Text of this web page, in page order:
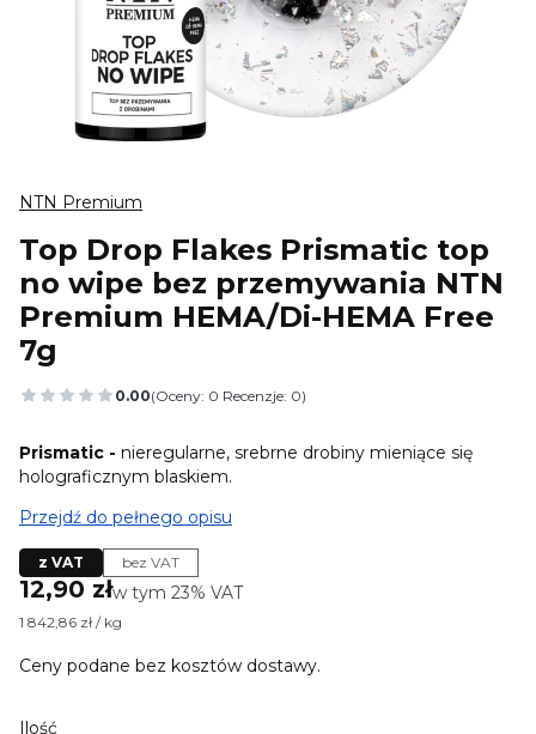
NTN Premium
Top Drop Flakes Prismatic top
no wipe bez przemywania NTN
Premium HEMA/Di-HEMA Free
7g
0.00(Oceny: 0 Recenzje: 0)
Przejdź do sekcji Opinie
Prismatic - nieregularne, srebrne drobiny mieniące się
holograficznym blaskiem.
Przejdź do pełnego opisu
z VAT bez VAT
Cena
12,90 złw tym 23% VAT
w tym 23% VAT
1 842,86 zł / kg
Ceny podane bez kosztów dostawy.
Ilość